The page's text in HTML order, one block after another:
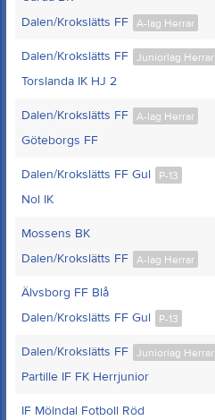
A-lag Herrar
Dalen/Krokslätts FF
Juniorlag Herrar
Dalen/Krokslätts FF
Torslanda IK HJ 2
A-lag Herrar
Dalen/Krokslätts FF
Göteborgs FF
P-13
Dalen/Krokslätts FF Gul
Nol IK
Mossens BK
A-lag Herrar
Dalen/Krokslätts FF
Älvsborg FF Blå
P-13
Dalen/Krokslätts FF Gul
Juniorlag Herrar
Dalen/Krokslätts FF
Partille IF FK Herrjunior
IF Mölndal Fotboll Röd